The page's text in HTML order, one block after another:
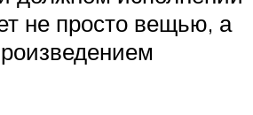
не просто вещью, а